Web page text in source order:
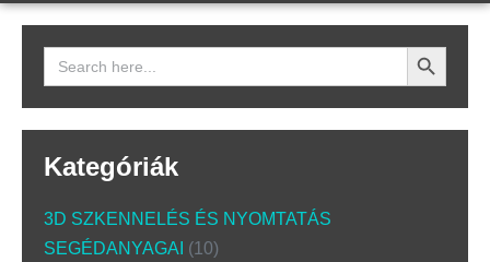
Search
for:
Search Button
Kategóriák
3D SZKENNELÉS ÉS NYOMTATÁS
SEGÉDANYAGAI
10